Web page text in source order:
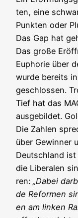
ten, eine
Punk­ten oder
Das Gap hat
Das gro­ße
Eupho­rie über
wur­de bereits
geschlos­sen.
Tief hat das
aus­ge­bil­det.
Die Zah­len
über Gewin­ner
Deutsch­land
die Libe­ra­len
ren: „Dabei
de Refor­men
en am lin­ken